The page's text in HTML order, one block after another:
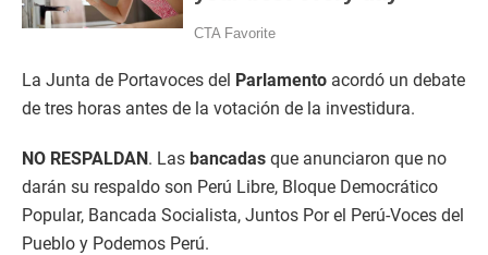
La Junta de Portavoces del Parlamento acordó un debate
de tres horas antes de la votación de la investidura.
NO RESPALDAN. Las bancadas que anunciaron que no
darán su respaldo son Perú Libre, Bloque Democrático
Popular, Bancada Socialista, Juntos Por el Perú-Voces del
Pueblo y Podemos Perú.